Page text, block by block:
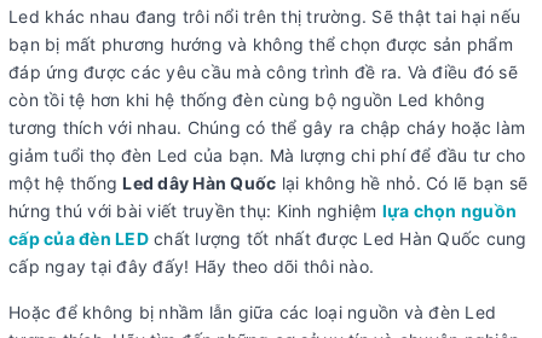
Led khác nhau đang trôi nổi trên thị trường. Sẽ thật tai hại nếu
bạn bị mất phương hướng và không thể chọn được sản phẩm
đáp ứng được các yêu cầu mà công trình đề ra. Và điều đó sẽ
còn tồi tệ hơn khi hệ thống đèn cùng bộ nguồn Led không
tương thích với nhau. Chúng có thể gây ra chập cháy hoặc làm
giảm tuổi thọ đèn Led của bạn. Mà lượng chi phí để đầu tư cho
một hệ thốngLed dây Hàn Quốc lại không hề nhỏ. Có lẽ bạn sẽ
hứng thú với bài viết truyền thụ: Kinh nghiệm lựa chọn nguồn
cấp của đèn LEDchất lượng tốt nhất được Led Hàn Quốc cung
cấp ngay tại đây đấy! Hãy theo dõi thôi nào.
Hoặc để không bị nhầm lẫn giữa các loại nguồn và đèn Led